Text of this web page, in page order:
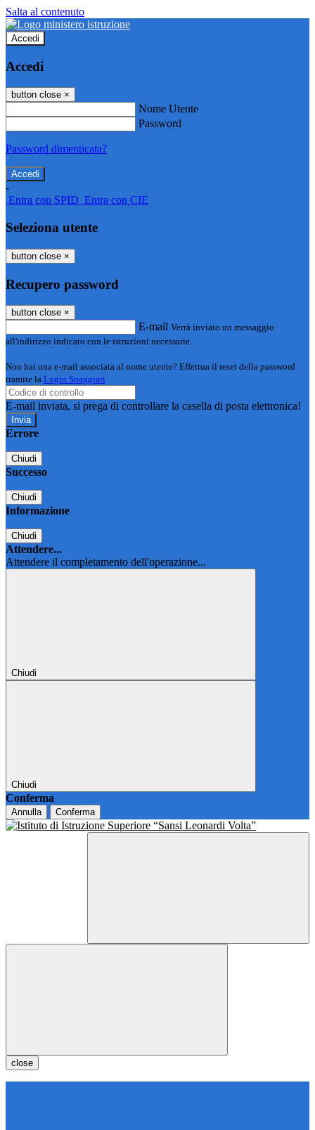
Salta al contenuto
Accedi
Accedi
button close ×
Nome Utente
Password
Password dimenticata?
-
Entra con SPID Entra con CIE
Seleziona utente
button close ×
Recupero password
button close ×
E-mail Verrà inviato un messaggio
all'indirizzo indicato con le istruzioni necessarie.
Non hai una e-mail associata al nome utente? Effettua il reset della password
tramite la Login Spaggiari
E-mail inviata, si prega di controllare la casella di posta elettronica!
Errore
Chiudi
Successo
Chiudi
Informazione
Chiudi
Attendere...
Attendere il completamento dell'operazione...
Chiudi
Chiudi
Conferma
Annulla Conferma
close